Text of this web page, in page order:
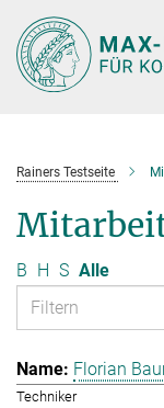
Hauptinhalt
Rainers Testseite
B H S Alle
Florian
Techniker